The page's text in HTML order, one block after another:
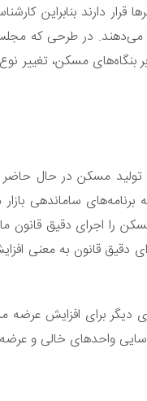
دارند بنابراین
می‌دهند. در طرحی که
مسکن، تغییر نوع
تولید مسکن در حال
ساماندهی
را اجرای دقیق قانون
دقیق قانون به معنی
بنابراین برنامه‌های دیگر برای
واحدهای خالی و عرضه